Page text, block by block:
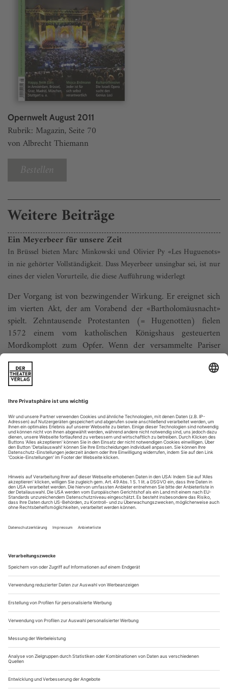
Opernwelt August 2011
Rubrik: Magazin, Seite 70
von Albrecht Thiemann
Bestellen
Weitere Beiträge
Ein Meyerbeer für unsere Zeit
In Brüssel bieten Marc Minkowski und Olivier Py «Les Huguenots»
in nie gehörter ­Vollständigkeit. Dass Meyerbeer unsingbar sei, ist nur
eines der vielen Vorurteile, die diese Aufführung widerlegt
Der Vorgang ist von bezwingender Wirkung. Er ereignet sich
im vierten Akt, der am Vorabend der «Bartholomäusnacht»
spielt. Zehntausende Protestanten (= Hugenotten) fielen
1572 einem vom katholischen Königshaus gesteuerten
Mordkomplott zum Opfer. Wenn der versammelte Pariser
Mob – von fanatischen Mönchen auf die Bluttat als «heilige
Sache» eingeschworen – in der...
Vor wenigen Jahren war sie noch die Jüngste im Ensemble der
Berliner Komischen Oper, inzwischen singt sie Mozart an der Met.
Dass dieSopranistinMojca Erdmann nun groß Karriere macht, hat
gewiss auch damit zu tun, dass sie die Stimme mit Zeitgenössischem
fortbildet – etwa als Ariadne in Wolfgang Rihms «Dionysos», für die
Entbehrungen des Reiselebens, das Unbehagen an Stimmfach-
Konventionen, ihre Gesangslehrerin und die Erkenntnis, dass zu
wahrem Glück ein Schuss Schwermut gehört.
Frau Erdmann, beginnen wir apodiktisch. Es wird behauptet,
Na ja, wer transportiert das? Das sind schon die Medien.
Wer gibt den Medien die Informationen, ohne die sich ein
solches Image kaum fügen lässt?
Vielleicht wollen die Menschen genau das im...
Zeugen einer großen Opernepoche
Recitals mit Boris Christoff, Renata Scotto und Alfredo Kraus auf
DVD
Auch wenn visuelle Aufzeichnungen von Liederabenden der